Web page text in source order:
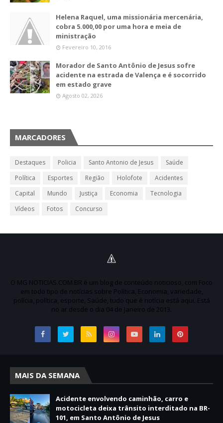
Helena Raquel, uma missionária mercenária,
cobra 5.000,00 por uma hora e meia de
ministração
Fevereiro 10, 2016
Morador de Santo Antônio de Jesus sofre
acidente na estrada de Valença e é socorrido
em estado grave
Agosto 02, 2026
MARCADORES
Destaques Policia Santo Antonio de Jesus
Saúde
Política
Esportes Região Holofote
Acidentes
Capital
Mundo Justiça Economia
Tecnologia
Vídeos
Fotos Concurso
O MG NOTICIAS.COM.BR é um blog de conteúdo noticioso, com Foco
em todo tipo de notícias sobre Política, Economia, variedade,
polícia, política, esporte, Saúde, tudo que é notícia está aqui. Está
no ar desde o dia 04 de Janeiro de 2013.
MAIS DA SEMANA
Acidente envolvendo caminhão, carro e
motocicleta deixa trânsito interditado na BR-
101, em Santo Antônio de Jesus